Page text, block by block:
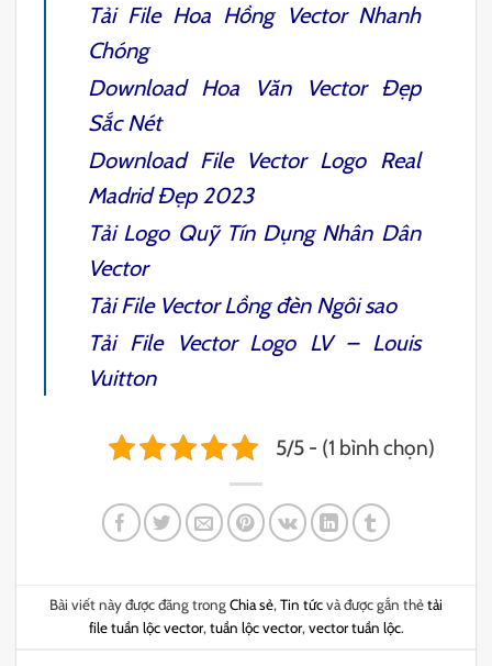
Tải File Hoa Hồng VectorNhanh
Chóng
Download Hoa Văn VectorĐẹp
Sắc Nét
Download File Vector Logo Real
Madrid Đẹp2023
Tải Logo Quỹ Tín DụngNhân Dân
Vector
Tải File Vector Lồng đèn Ngôi sao
Tải File Vector Logo LV– Louis
Vuitton
5/5 - (1 bình chọn)
Bài viết này được đăng trongChia sẻ, Tin tứcvà được gắn thẻtải
file tuần lộc vector, tuần lộc vector, vector tuần lộc.